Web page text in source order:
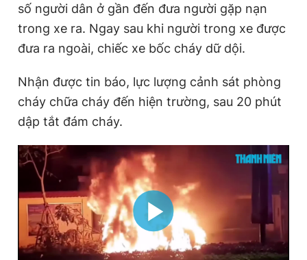
số người dân ở gần đến đưa người gặp nạn
trong xe ra. Ngay sau khi người trong xe được
đưa ra ngoài, chiếc xe bốc cháy dữ dội.
Nhận được tin báo, lực lượng cảnh sát phòng
cháy chữa cháy đến hiện trường, sau 20 phút
dập tắt đám cháy.